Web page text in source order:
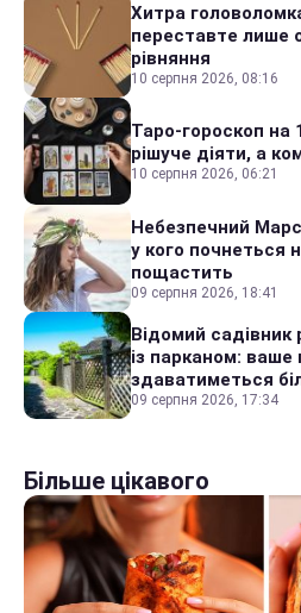
Хитра
переставте лише
рівняння
10 серпня 2026, 08:16
Таро-гороскоп на
рішуче діяти, а
10 серпня 2026, 06:21
Небезпечний Марс
у кого почнеться
пощастить
09 серпня 2026, 18:41
Відомий
із парканом: ваше
здаватиметься
09 серпня 2026, 17:34
Більше цікавого